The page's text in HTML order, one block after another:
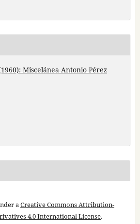
Miscelánea Antonio Pérez
aCreative Commons Attribution-
4.0 International License.